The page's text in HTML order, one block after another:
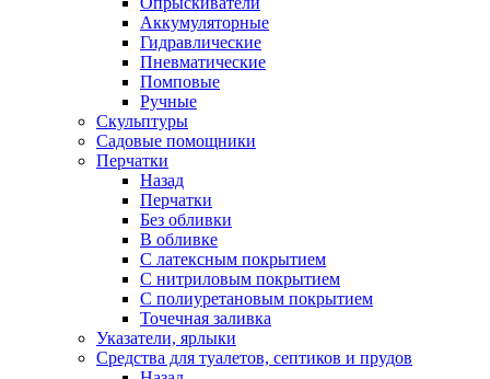
Аккумуляторные
Гидравлические
Пневматические
Помповые
Ручные
Скульптуры
Садовые помощники
Перчатки
Назад
Перчатки
Без обливки
В обливке
С латексным покрытием
С нитриловым покрытием
С полиуретановым покрытием
Точечная заливка
Указатели, ярлыки
Средства для туалетов, септиков и прудов